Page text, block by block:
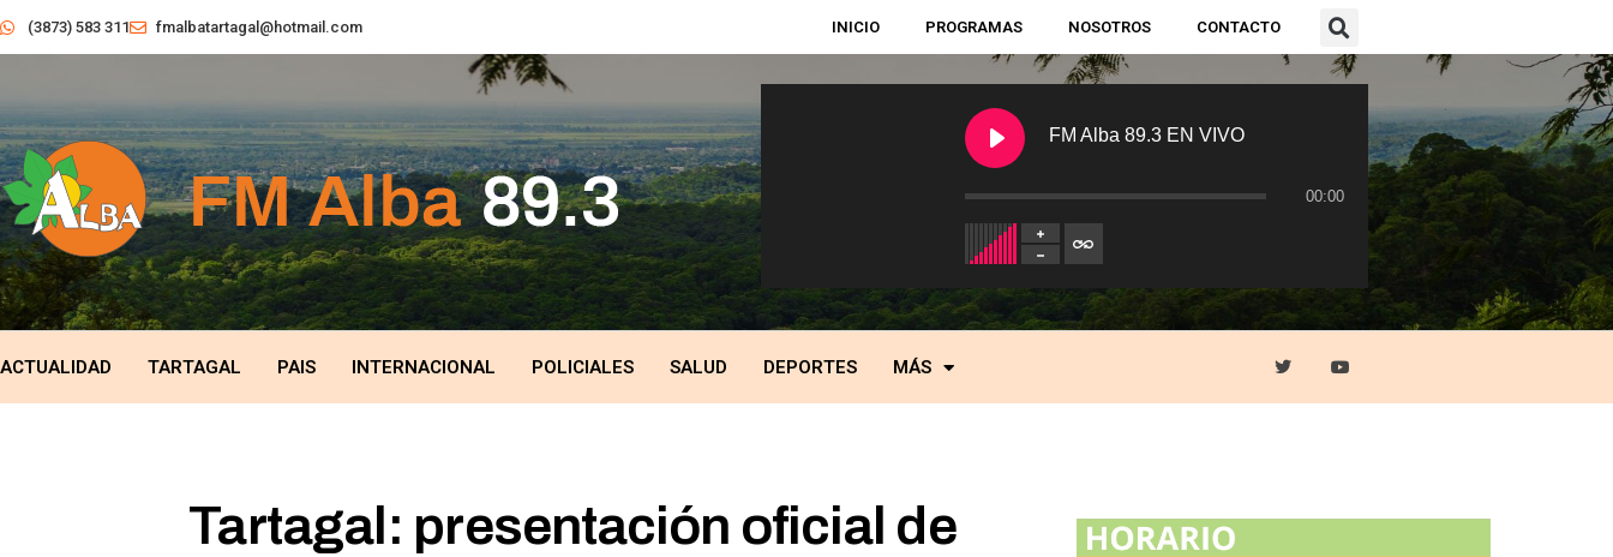
(3873) 583 311 fmalbatartagal@hotmail.com INICIO PROGRAMAS NOSOTROS CONTACTO
FM Alba 89.3 EN VIVO
00:00
ACTUALIDAD TARTAGAL PAIS INTERNACIONAL POLICIALES SALUD DEPORTES MÁS
Tartagal: presentación oficial de